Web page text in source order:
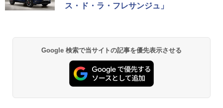
ス・ド・ラ・フレサンジュ」
Google 検索で当サイトの記事を優先表示させる